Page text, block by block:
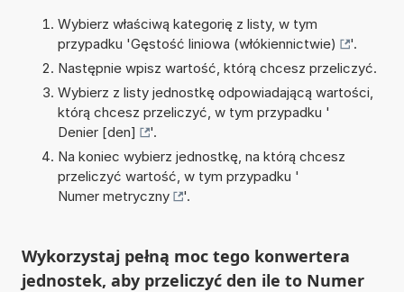
Wybierz właściwą kategorię z listy, w tym
przypadku 'Gęstość liniowa (włókiennictwie)
'.
Następnie wpisz wartość, którą chcesz przeliczyć.
Wybierz z listy jednostkę odpowiadającą wartości,
którą chcesz przeliczyć, w tym przypadku '
Denier [den]
'.
Na koniec wybierz jednostkę, na którą chcesz
przeliczyć wartość, w tym przypadku '
Numer metryczny
'.
Wykorzystaj pełną moc tego konwertera
jednostek, aby przeliczyć den ile to Numer